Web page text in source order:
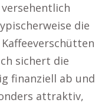
die
sichert die
finanziell ab und
attraktiv,